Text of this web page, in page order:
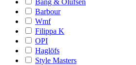
Bang & Olufsen
Barbour
Wmf
Filippa K
OPI
Haglöfs
Style Masters